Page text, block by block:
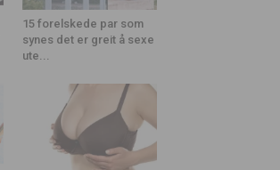
15 forelskede par som
synes det er greit å sexe
ute...